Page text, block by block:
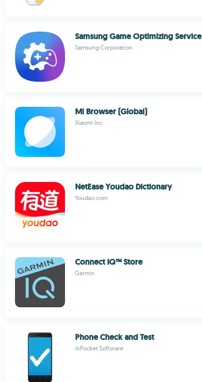
Samsung Game Optimizing Service
Samsung Corporation
Mi Browser (Global)
Xiaomi Inc.
NetEase Youdao Dictionary
Youdao.com
Connect IQ™ Store
Garmin
Phone Check and Test
inPocket Software